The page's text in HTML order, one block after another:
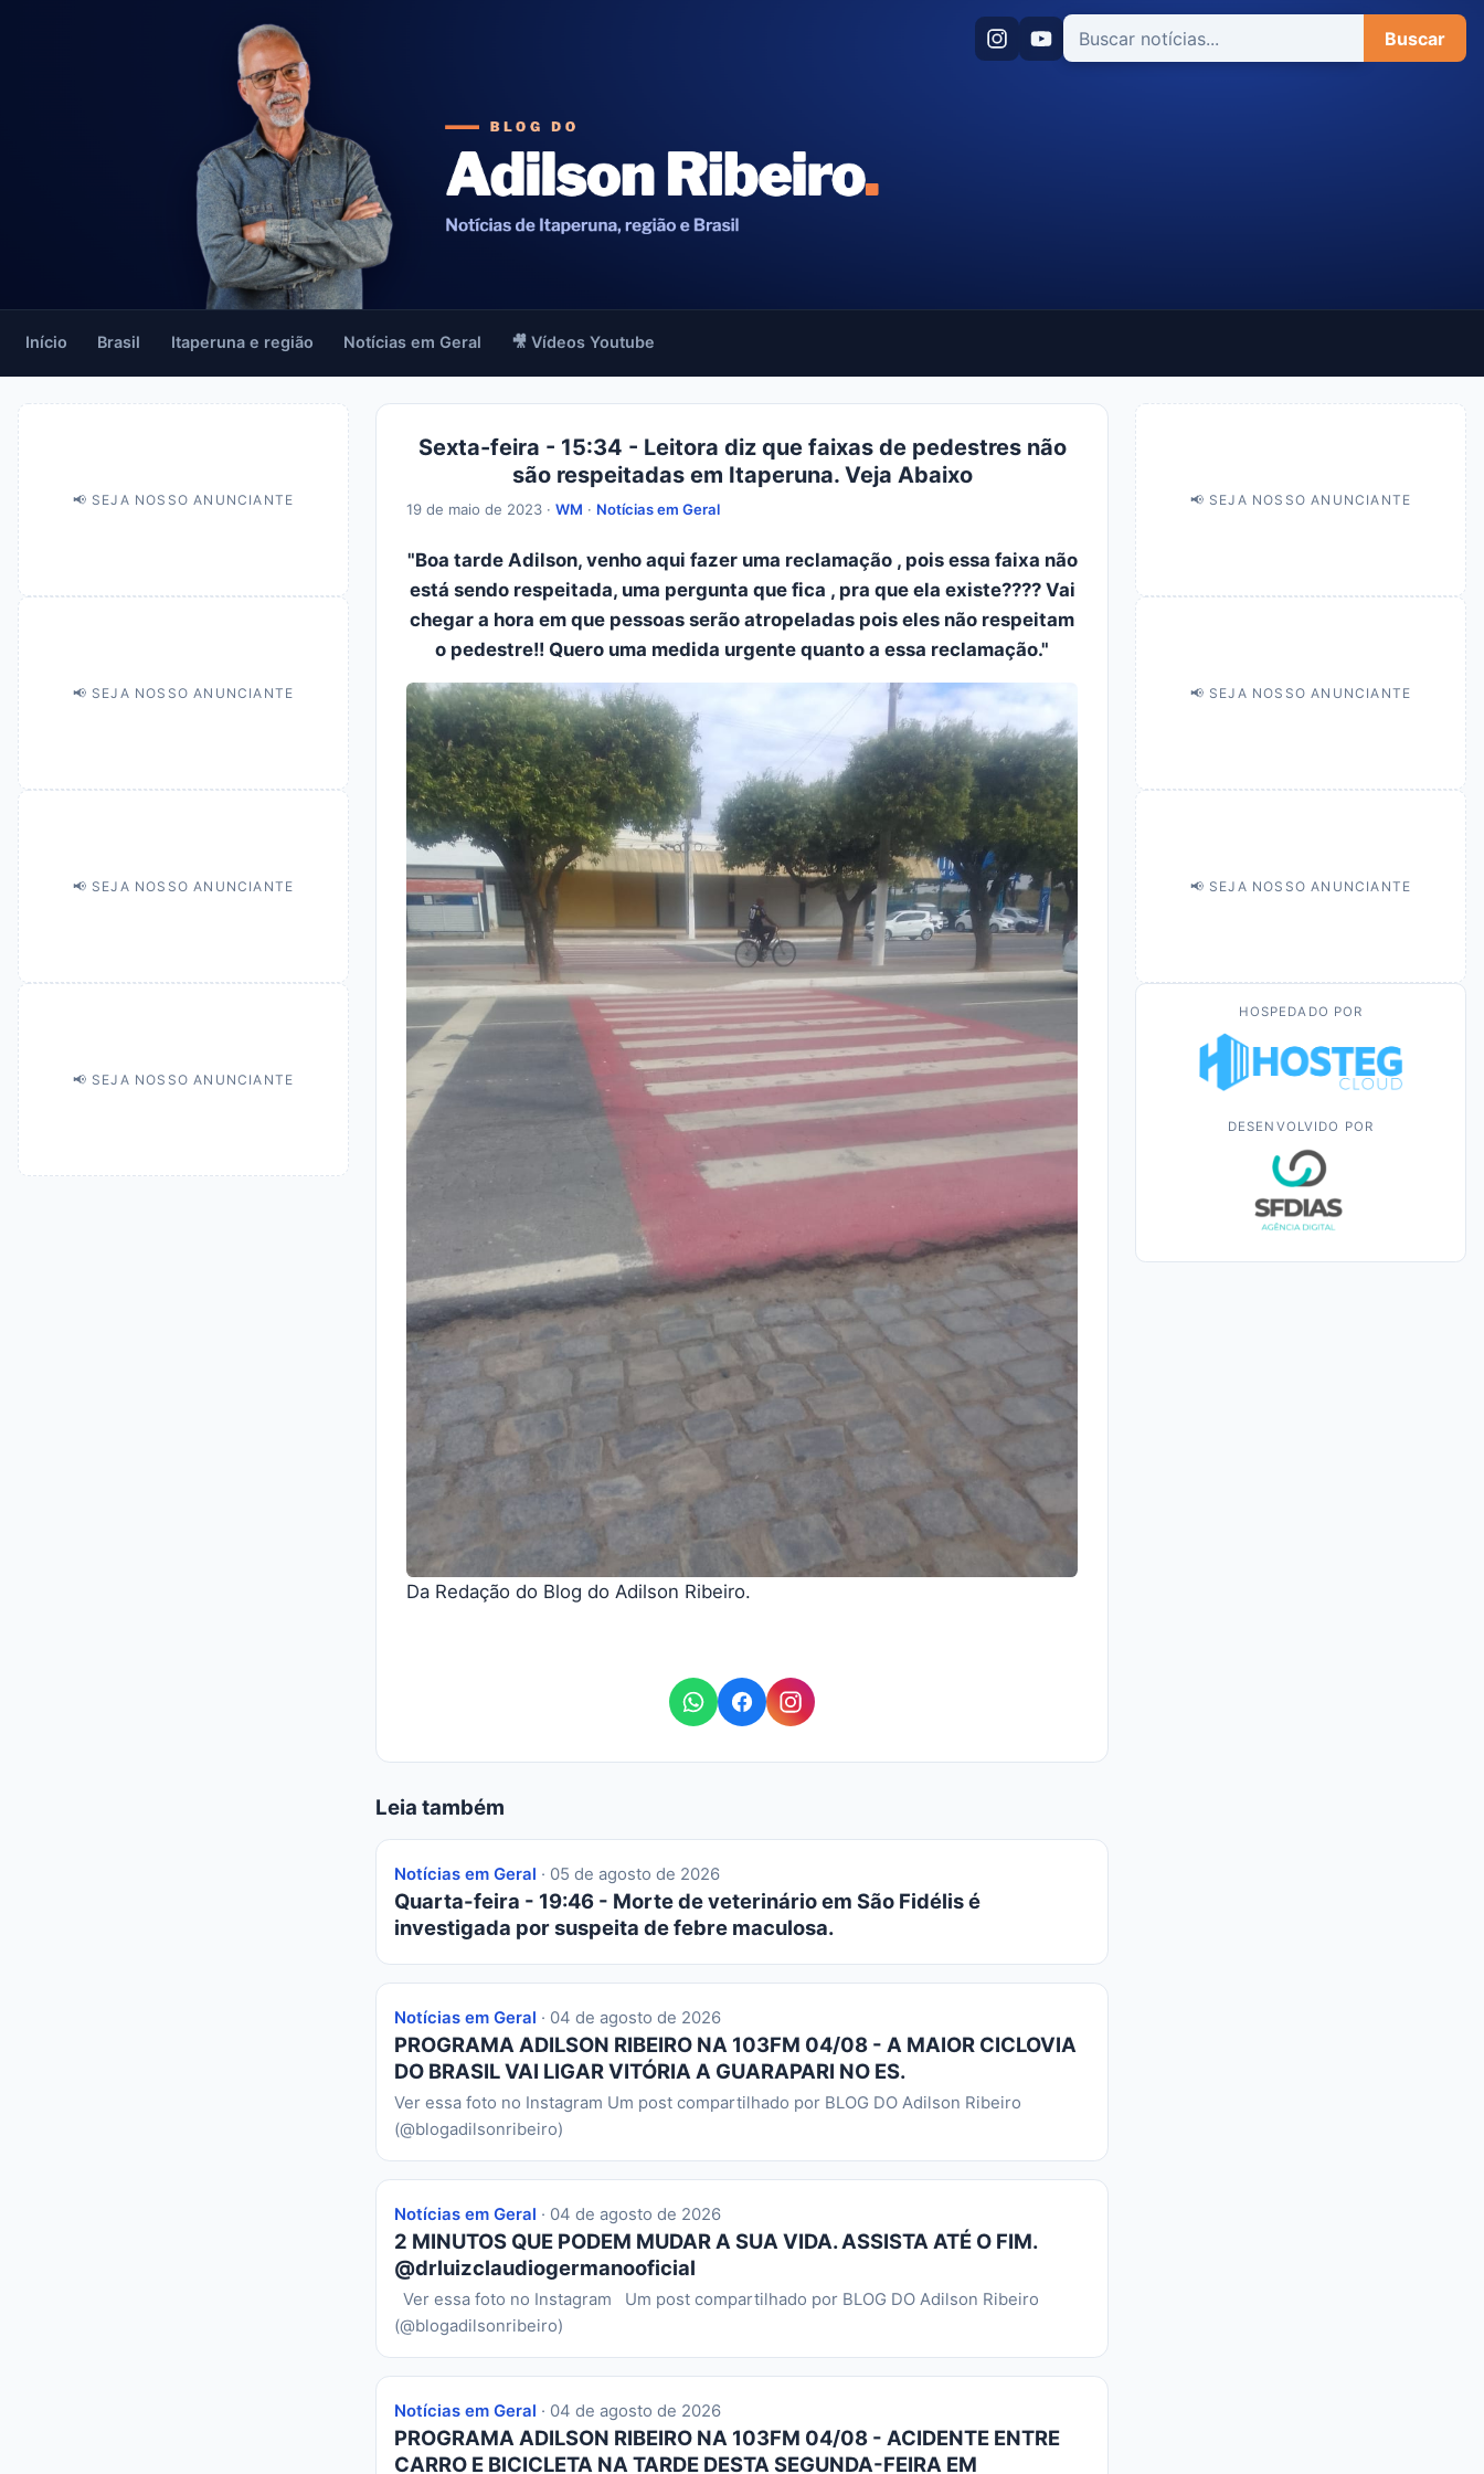
Buscar
Início Brasil Itaperuna e região Notícias em Geral 🎥 Vídeos Youtube
📢 SEJA NOSSO ANUNCIANTE
📢 SEJA NOSSO ANUNCIANTE
📢 SEJA NOSSO ANUNCIANTE
📢 SEJA NOSSO ANUNCIANTE
Sexta-feira - 15:34 - Leitora diz que faixas de pedestres não
são respeitadas em Itaperuna. Veja Abaixo
19 de maio de 2023 ·WM · Notícias em Geral
"Boa tarde Adilson, venho aqui fazer uma reclamação , pois essa faixa não
está sendo respeitada, uma pergunta que fica , pra que ela existe???? Vai
chegar a hora em que pessoas serão atropeladas pois eles não respeitam
o pedestre!! Quero uma medida urgente quanto a essa reclamação."
Da Redação do Blog do Adilson Ribeiro.
Leia também
Notícias em Geral · 05 de agosto de 2026
Quarta-feira - 19:46 - Morte de veterinário em São Fidélis é
investigada por suspeita de febre maculosa.
Notícias em Geral · 04 de agosto de 2026
PROGRAMA ADILSON RIBEIRO NA 103FM 04/08 - A MAIOR CICLOVIA
DO BRASIL VAI LIGAR VITÓRIA A GUARAPARI NO ES.
Ver essa foto no Instagram Um post compartilhado por BLOG DO Adilson Ribeiro
(@blogadilsonribeiro)
Notícias em Geral · 04 de agosto de 2026
2 MINUTOS QUE PODEM MUDAR A SUA VIDA. ASSISTA ATÉ O FIM.
@drluizclaudiogermanooficial
Ver essa foto no Instagram Um post compartilhado por BLOG DO Adilson Ribeiro
(@blogadilsonribeiro)
Notícias em Geral · 04 de agosto de 2026
PROGRAMA ADILSON RIBEIRO NA 103FM 04/08 - ACIDENTE ENTRE
CARRO E BICICLETA NA TARDE DESTA SEGUNDA-FEIRA EM
📢 SEJA NOSSO ANUNCIANTE
📢 SEJA NOSSO ANUNCIANTE
📢 SEJA NOSSO ANUNCIANTE
HOSPEDADO POR
DESENVOLVIDO POR